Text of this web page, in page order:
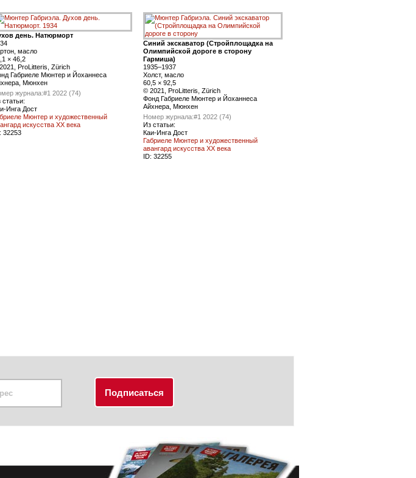
день. Натюрморт
масло
× 46,2
ProLitteris, Zürich
Габриеле Мюнтер и Йоханнеса
Мюнхен
журнала:#1 2022 (74)
статьи:
Инга Дост
Мюнтер и художественный
искусства XX века
32253
Синий экскаватор (Стройплощадка на
Олимпийской дороге в сторону
Гармиша)
1935–1937
Холст, масло
60,5 × 92,5
© 2021, ProLitteris, Zürich
Фонд Габриеле Мюнтер и Йоханнеса
Айхнера, Мюнхен
Номер журнала:#1 2022 (74)
Из статьи:
Каи-Инга Дост
Габриеле Мюнтер и художественный
авангард искусства XX века
ID: 32255